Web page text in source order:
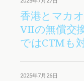
香港とマカ
VIIの無償交
ではCTMも
2025年7月26日